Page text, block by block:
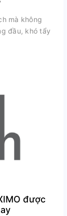
mà không
đầu, khó tẩy
được